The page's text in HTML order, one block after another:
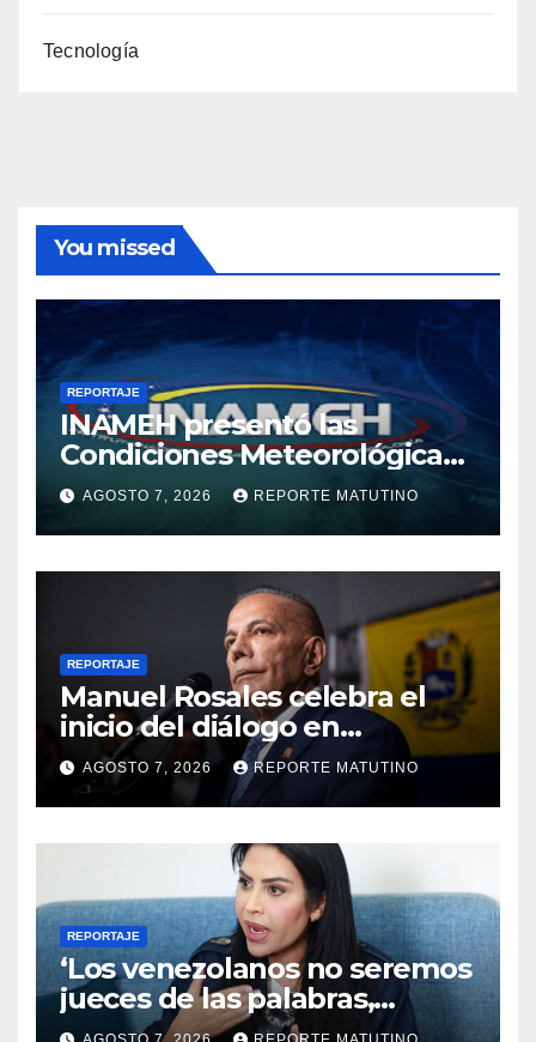
Tecnología
You missed
REPORTAJE
INAMEH presentó las
Condiciones Meteorológicas
para las próximas 24 horas,
de este viernes 7 de agosto
2026
AGOSTO 7, 2026 REPORTE MATUTINO
REPORTAJE
Manuel Rosales celebra el
inicio del diálogo en
Venezuela y destaca el
respaldo de EEUU
AGOSTO 7, 2026 REPORTE MATUTINO
REPORTAJE
‘Los venezolanos no seremos
jueces de las palabras,
seremos testigos de los